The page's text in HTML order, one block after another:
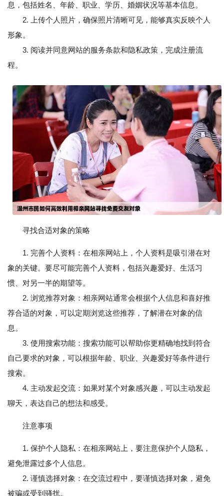
息，包括姓名、年龄、职业、学历、婚姻状况等基本信息。
2. 上传个人照片，确保照片清晰可见，能够真实反映个人
形象。
3. 阅读并同意网站的服务条款和隐私政策，完成注册流
程。
寻找合适对象的策略
1. 完善个人资料：在相亲网站上，个人资料是吸引潜在对
象的关键。要尽可能完善个人资料，包括兴趣爱好、生活习
惯、对另一半的期望等。
2. 浏览推荐对象：相亲网站通常会根据个人信息和喜好推
荐合适的对象，可以定期浏览这些推荐，了解潜在对象的信
息。
3. 使用搜索功能：搜索功能可以帮助你更精确地找到符合
自己要求的对象，可以根据年龄、职业、兴趣爱好等条件进行
搜索。
4. 主动发起交流：如果对某个对象感兴趣，可以主动发起
聊天，表达自己的想法和感受。
注意事项
1. 保护个人隐私：在相亲网站上，要注意保护个人隐私，
避免泄露过多个人信息。
2. 谨慎选择对象：在交流过程中，要谨慎选择对象，避免
被骗或受到骚扰。